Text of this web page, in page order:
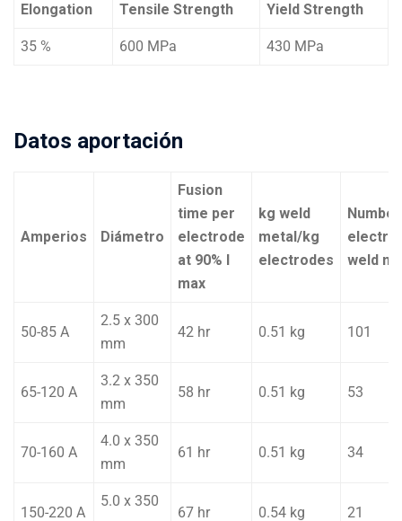
Elongation Tensile Strength Yield Strength
35 % 600 MPa 430 MPa
Datos aportación
Amperios Diámetro
Fusion
time per
electrode
at 90% I
max
kg weld
metal/kg
electrodes
weld
50-85 A
2.5 x 300
mm
42 hr 0.51 kg 101
65-120 A
3.2 x 350
mm
58 hr 0.51 kg 53
70-160 A
4.0 x 350
mm
61 hr 0.51 kg 34
150-220 A
5.0 x 350
67 hr 0.54 kg 21